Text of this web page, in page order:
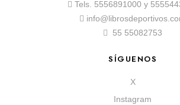
Tels. 5556891000 y
55 55082753
SÍGUENOS
X
Instagram